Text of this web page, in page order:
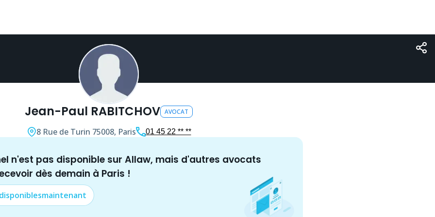
Jean-Paul RABITCHOV AVOCAT
8 Rue de Turin 75008, Paris 01 45 22 ** **
n'est pas disponible sur Allaw, mais d'autres avocats
dès demain à Paris !
maintenant